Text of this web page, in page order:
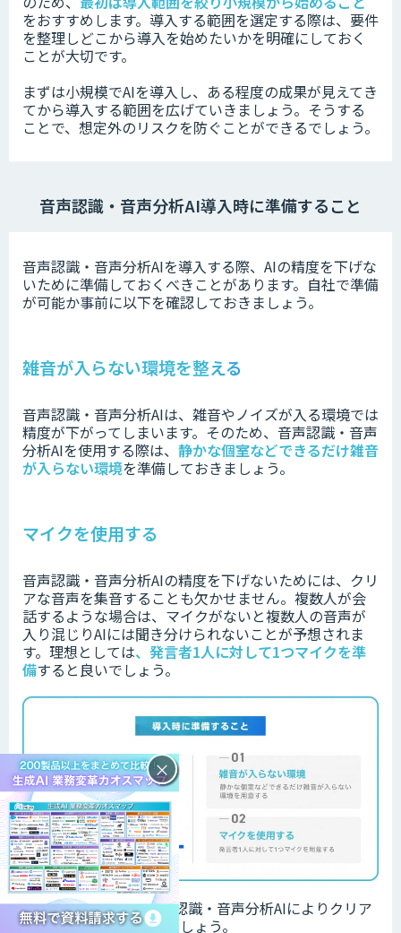
をおすすめします。導入する範囲を選定する際は、要件
を整理しどこから導入を始めたいかを明確にしておく
ことが大切です。
まずは小規模でAIを導入し、ある程度の成果が見えてき
てから導入する範囲を広げていきましょう。 そうする
ことで、想定外のリスクを防ぐことができるでしょう。
音声認識・音声分析AI導入時に準備すること
音声認識・音声分析AIを導入する際、AIの精度を下げな
いために準備しておくべきことがあります。 自社で準備
が可能か事前に以下を確認しておきましょう。
雑音が入らない環境を整える
音声認識・音声分析AIは、雑音やノイズが入る環境では
精度が下がってしまいます。 そのため、音声認識・音声
分析AIを使用する際は、 静かな個室などできるだけ雑音
が入らない環境を準備しておきましょう。
マイクを使用する
音声認識・音声分析AIの精度を下げないためには、クリ
アな音声を集音することも欠かせません。 複数人が会
話するような場合は、マイクがないと複数人の音声が
入り混じりAIには聞き分けられないことが予想されま
す。 理想としては、 発言者1人に対して1つマイクを準
備すると良いでしょう。
以上2点を準備し、音声認識・音声分析AIによりクリア
な音声データを集音しましょう。
×